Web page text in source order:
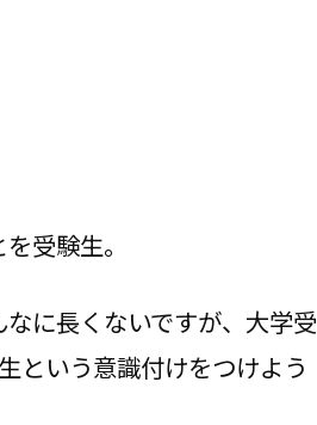
受験生。
に長くないですが、大学受
という意識付けをつけよう